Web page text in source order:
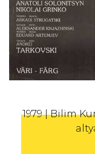
1979 | Bilim